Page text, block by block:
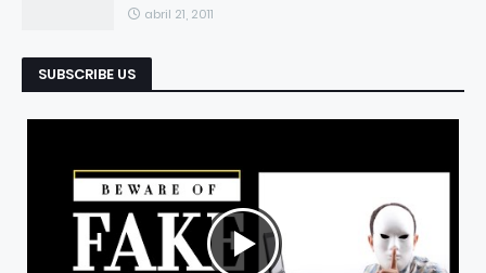
abril 21, 2011
SUBSCRIBE US